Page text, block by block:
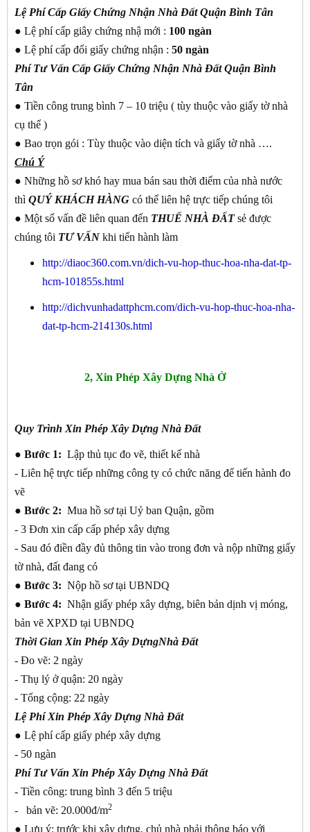
Lệ Phí Cấp Giấy Chứng Nhận Nhà Đất Quận Bình Tân
● Lệ phí cấp giây chứng nhậ mới : 100 ngàn
● Lệ phí cấp đổi giấy chứng nhận : 50 ngàn
Phí Tư Vấn Cấp Giấy Chứng Nhận Nhà Đất Quận Bình
Tân
● Tiền công trung bình 7 – 10 triệu ( tùy thuộc vào giấy tờ nhà
cụ thể )
● Bao trọn gói : Tùy thuộc vào diện tích và giấy tờ nhà ….
Chú Ý
● Những hồ sơ khó hay mua bán sau thời điểm của nhà nước
thì QUÝ KHÁCH HÀNG có thể liên hệ trực tiếp chúng tôi
● Một số vấn đề liên quan đến THUẾ NHÀ ĐẤTsẻ được
chúng tôi TƯ VẤN khi tiến hành làm
http://diaoc360.com.vn/dich-vu-hop-thuc-hoa-nha-dat-tp-
hcm-101855s.html
http://dichvunhadattphcm.com/dich-vu-hop-thuc-hoa-nha-
dat-tp-hcm-214130s.html
2, Xin Phép Xây Dựng Nhà Ở
Quy Trình Xin Phép Xây Dựng Nhà Đất
● Bước 1: Lập thủ tục đo vẽ, thiết kế nhà
- Liên hệ trực tiếp những công ty có chức năng để tiến hành đo
vẽ
● Bước 2: Mua hồ sơ tại Uỷ ban Quận, gồm
- 3 Đơn xin cấp cấp phép xây dựng
- Sau đó điền đầy đủ thông tin vào trong đơn và nộp những giấy
tờ nhà, đất đang có
● Bước 3: Nộp hồ sơ tại UBNDQ
● Bước 4: Nhận giấy phép xây dựng, biên bản dịnh vị móng,
bản vẽ XPXD tại UBNDQ
Thời Gian Xin Phép Xây DựngNhà Đất
- Đo vẽ: 2 ngày
- Thụ lý ở quận: 20 ngày
- Tổng cộng: 22 ngày
Lệ Phí Xin Phép Xây Dựng Nhà Đất
● Lệ phí cấp giấy phép xây dựng
- 50 ngàn
Phí Tư Vấn Xin Phép Xây Dựng Nhà Đất
- Tiền công: trung bình 3 đến 5 triệu
- bản vẽ: 20.000đ/m2
● Lưu ý: trước khi xây dựng, chủ nhà phải thông báo với